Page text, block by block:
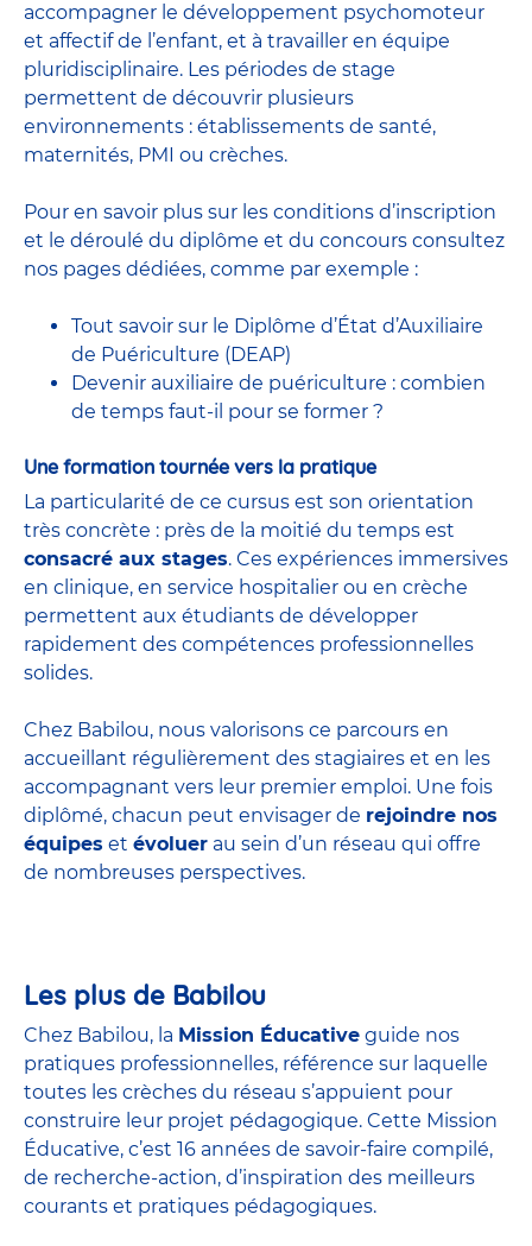
accompagner le développement psychomoteur
et affectif de l’enfant, et à travailler en équipe
pluridisciplinaire. Les périodes de stage
permettent de découvrir plusieurs
environnements : établissements de santé,
maternités, PMI ou crèches.
Pour en savoir plus sur les conditions d’inscription
et le déroulé du diplôme et du concours consultez
nos pages dédiées, comme par exemple :
Tout savoir sur le Diplôme d’État d’Auxiliaire
de Puériculture (DEAP)
Devenir auxiliaire de puériculture : combien
de temps faut-il pour se former ?
Une formation tournée vers la pratique
La particularité de ce cursus est son orientation
très concrète : près de la moitié du temps est
consacré aux stages. Ces expériences immersives
en clinique, en service hospitalier ou en crèche
permettent aux étudiants de développer
rapidement des compétences professionnelles
solides.
Chez Babilou, nous valorisons ce parcours en
accueillant régulièrement des stagiaires et en les
accompagnant vers leur premier emploi. Une fois
diplômé, chacun peut envisager de rejoindre nos
équipes et évoluer au sein d’un réseau qui offre
de nombreuses perspectives.
Les plus de Babilou
Chez Babilou, la Mission Éducative guide nos
pratiques professionnelles, référence sur laquelle
toutes les crèches du réseau s’appuient pour
construire leur projet pédagogique. Cette Mission
Éducative, c’est 16 années de savoir-faire compilé,
de recherche-action, d’inspiration des meilleurs
courants et pratiques pédagogiques.